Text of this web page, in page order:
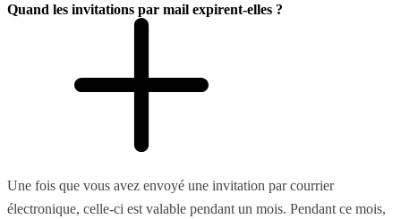
Quand les invitations par mail expirent-elles ?
Une fois que vous avez envoyé une invitation par courrier
électronique, celle-ci est valable pendant un mois. Pendant ce mois,